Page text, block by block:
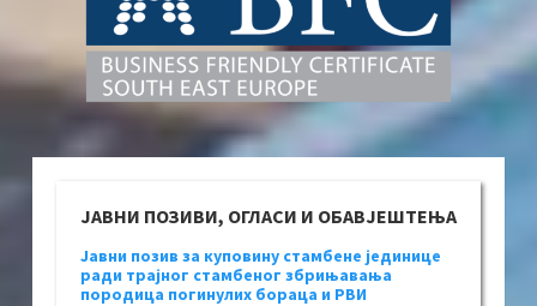
ЈАВНИ ПОЗИВИ, ОГЛАСИ И ОБАВЈЕШТЕЊА
Јавни позив за куповину стамбене јединице
ради трајног стамбеног збрињавања
породица погинулих бораца и РВИ